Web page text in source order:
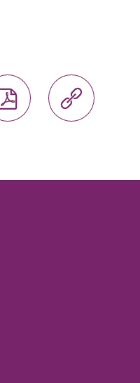
 